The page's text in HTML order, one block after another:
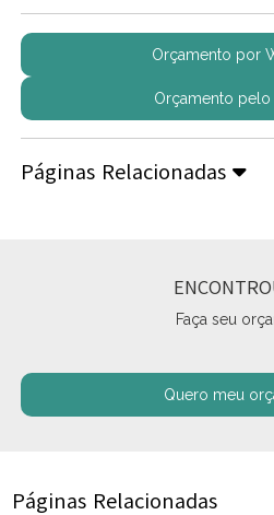
Orçamento por
Orçamento pelo
Páginas Relacionadas
Faça seu
Quero meu
Páginas Relacionadas